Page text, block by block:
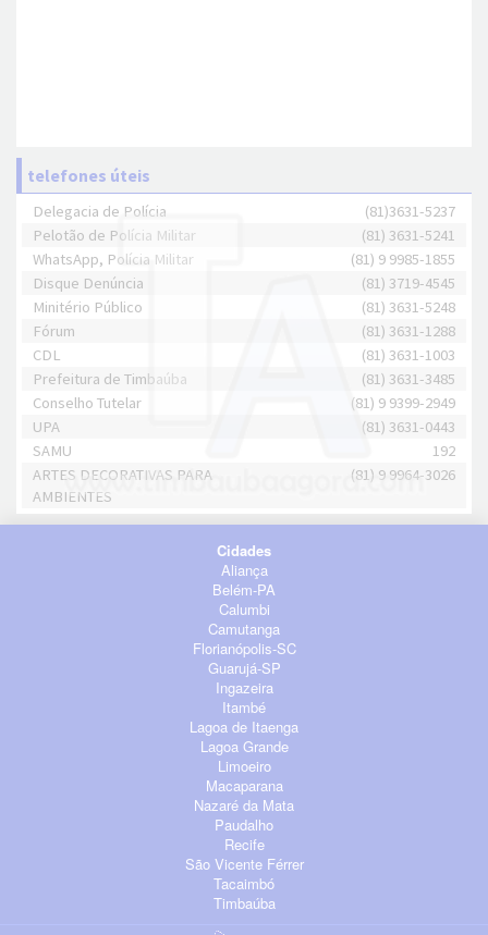
telefones úteis
Delegacia de Polícia
(81)3631-5237
Pelotão de Polícia Militar
(81) 3631-5241
WhatsApp, Polícia Militar
(81) 9 9985-1855
Disque Denúncia
(81) 3719-4545
Minitério Público
(81) 3631-5248
Fórum
(81) 3631-1288
CDL
(81) 3631-1003
Prefeitura de Timbaúba
(81) 3631-3485
Conselho Tutelar
(81) 9 9399-2949
UPA
(81) 3631-0443
SAMU
192
ARTES DECORATIVAS PARA
AMBIENTES
(81) 9 9964-3026
Cidades
Aliança
Belém-PA
Calumbi
Camutanga
Florianópolis-SC
Guarujá-SP
Ingazeira
Itambé
Lagoa de Itaenga
Lagoa Grande
Limoeiro
Macaparana
Nazaré da Mata
Paudalho
Recife
São Vicente Férrer
Tacaimbó
Timbaúba